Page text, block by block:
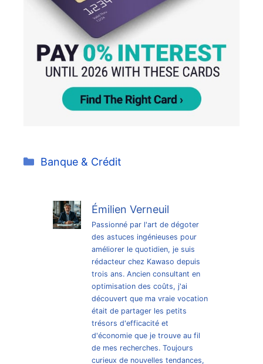
Catégories
Banque & Crédit
Émilien Verneuil
Passionné par l'art de dégoter
des astuces ingénieuses pour
améliorer le quotidien, je suis
rédacteur chez Kawaso depuis
trois ans. Ancien consultant en
optimisation des coûts, j'ai
découvert que ma vraie vocation
était de partager les petits
trésors d'efficacité et
d'économie que je trouve au fil
de mes recherches. Toujours
curieux de nouvelles tendances,